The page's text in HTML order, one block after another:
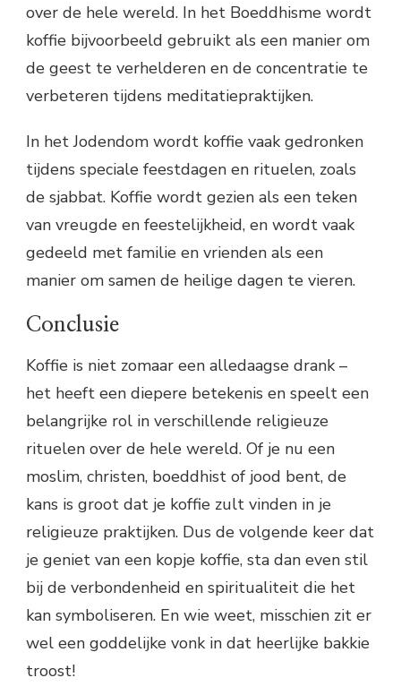
over de hele wereld. In het Boeddhisme wordt
koffie bijvoorbeeld gebruikt als een manier om
de geest te verhelderen en de concentratie te
verbeteren tijdens meditatiepraktijken.
In het Jodendom wordt koffie vaak gedronken
tijdens speciale feestdagen en rituelen, zoals
de sjabbat. Koffie wordt gezien als een teken
van vreugde en feestelijkheid, en wordt vaak
gedeeld met familie en vrienden als een
manier om samen de heilige dagen te vieren.
Conclusie
Koffie is niet zomaar een alledaagse drank –
het heeft een diepere betekenis en speelt een
belangrijke rol in verschillende religieuze
rituelen over de hele wereld. Of je nu een
moslim, christen, boeddhist of jood bent, de
kans is groot dat je koffie zult vinden in je
religieuze praktijken. Dus de volgende keer dat
je geniet van een kopje koffie, sta dan even stil
bij de verbondenheid en spiritualiteit die het
kan symboliseren. En wie weet, misschien zit er
wel een goddelijke vonk in dat heerlijke bakkie
troost!